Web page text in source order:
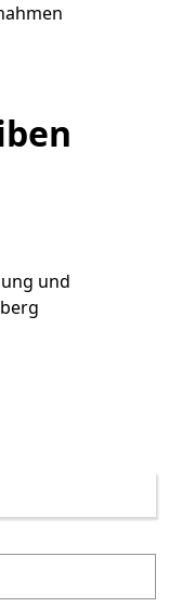
und